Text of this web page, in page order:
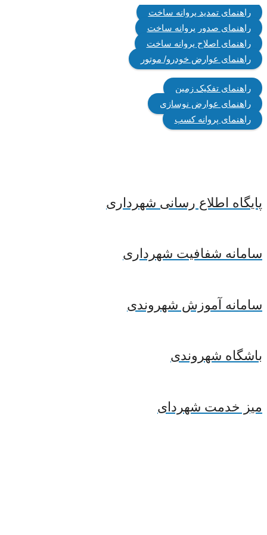
راهنمای تمدید پروانه ساخت
راهنمای صدور پروانه ساخت
راهنمای اصلاح پروانه ساخت
راهنمای عوارض خودرو/ موتور
راهنمای تفکیک زمین
راهنمای عوارض نوسازی
راهنمای پروانه کسب
پایگاه اطلاع رسانی شهرداری
سامانه شفافیت شهرداری
سامانه آموزش شهروندی
باشگاه شهروندی
میز خدمت شهردای